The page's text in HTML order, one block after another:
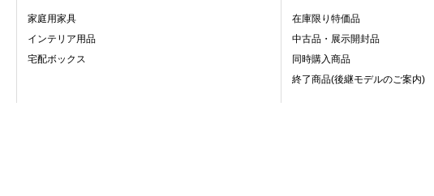
家庭用家具
インテリア用品
宅配ボックス
在庫限り特価品
中古品・展示開封品
同時購入商品
終了商品(後継モデルのご案内)